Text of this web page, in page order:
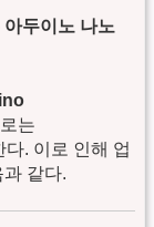
두이노 나노
는
다. 이로 인해 업
같다.